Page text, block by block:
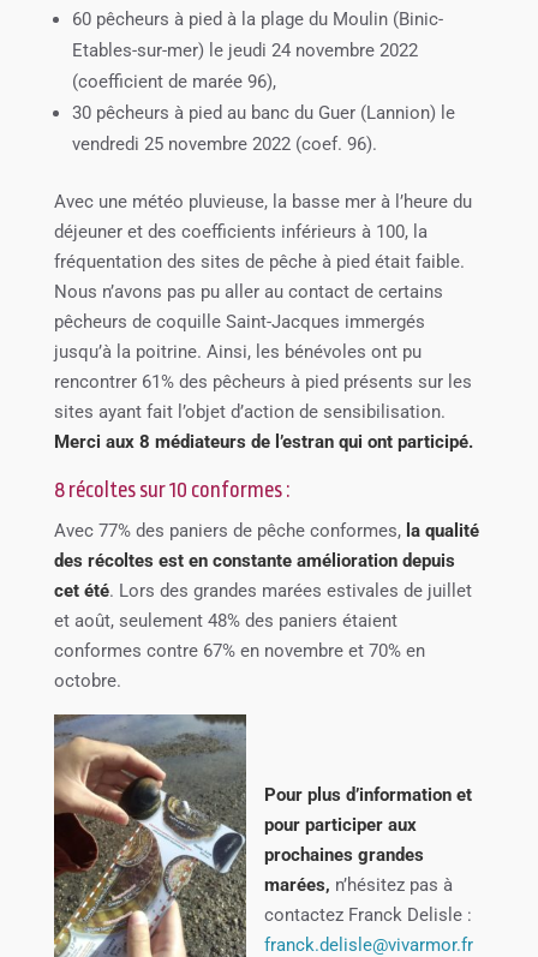
60 pêcheurs à pied à la plage du Moulin (Binic-
Etables-sur-mer) le jeudi 24 novembre 2022
(coefficient de marée 96),
30 pêcheurs à pied au banc du Guer (Lannion) le
vendredi 25 novembre 2022 (coef. 96).
Avec une météo pluvieuse, la basse mer à l’heure du
déjeuner et des coefficients inférieurs à 100, la
fréquentation des sites de pêche à pied était faible.
Nous n’avons pas pu aller au contact de certains
pêcheurs de coquille Saint-Jacques immergés
jusqu’à la poitrine. Ainsi, les bénévoles ont pu
rencontrer 61% des pêcheurs à pied présents sur les
sites ayant fait l’objet d’action de sensibilisation.
Merci aux 8 médiateurs de l’estran qui ont participé.
8 récoltes sur 10 conformes :
Avec 77% des paniers de pêche conformes,la qualité
des récoltes est en constante amélioration depuis
cet été. Lors des grandes marées estivales de juillet
et août, seulement 48% des paniers étaient
conformes contre 67% en novembre et 70% en
octobre.
Pour plus d’information et
pour participer aux
prochaines grandes
marées, n’hésitez pas à
contactez Franck Delisle :
franck.delisle@vivarmor.fr